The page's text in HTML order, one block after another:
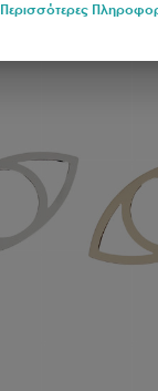
Περισσότερες